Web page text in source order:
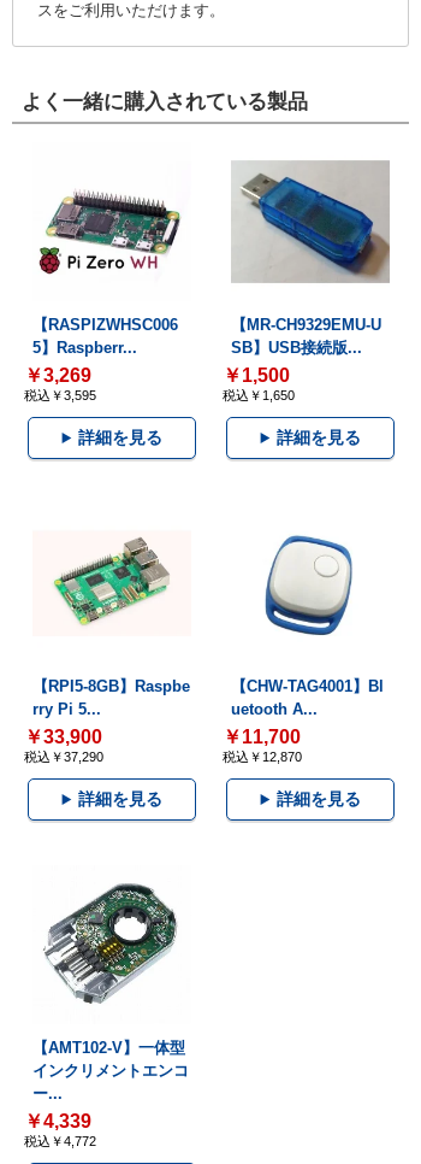
スをご利用いただけます。
よく一緒に購入されている製品
【RASPIZWHSC006
5】Raspberr...
￥3,269
税込￥3,595
詳細を見る
【MR-CH9329EMU-U
SB】USB接続版...
￥1,500
税込￥1,650
詳細を見る
【RPI5-8GB】Raspbe
rry Pi 5...
￥33,900
税込￥37,290
詳細を見る
【CHW-TAG4001】Bl
uetooth A...
￥11,700
税込￥12,870
詳細を見る
【AMT102-V】一体型
インクリメントエンコ
ー...
￥4,339
税込￥4,772